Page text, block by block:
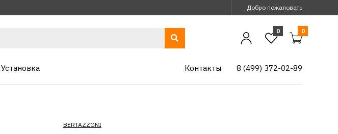
Добро пожаловать
0 0
8 (499) 372-02-89
Контакты
Установка
BERTAZZONI